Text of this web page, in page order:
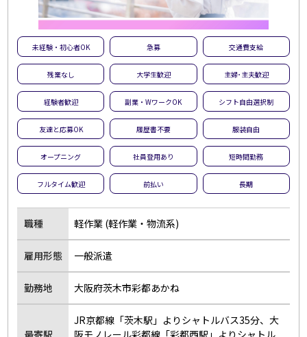
未経験・初心者OK 急募 交通費支給
残業なし 大学生歓迎 主婦･主夫歓迎
経験者歓迎 副業・WワークOK シフト自由選択制
友達と応募OK 履歴書不要 服装自由
オープニング 社員登用あり 短時間勤務
フルタイム歓迎 前払い 長期
職種 軽作業 (軽作業・物流系)
雇用形態 一般派遣
勤務地 大阪府茨木市彩都あかね
JR京都線「茨木駅」よりシャトルバス35分、大